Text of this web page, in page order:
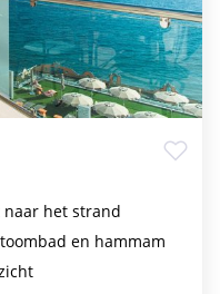
naar het strand
en hammam